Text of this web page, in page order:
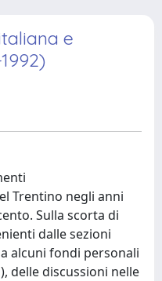
e
Trentino negli anni
Sulla scorta di
dalle sezioni
alcuni fondi personali
delle discussioni nelle